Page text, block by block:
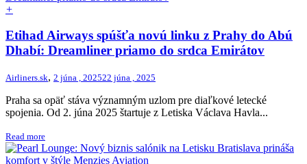
+
Etihad Airways spúšťa novú linku z Prahy do Abú
Dhabí: Dreamliner priamo do srdca Emirátov
Airliners.sk, 2 júna , 202522 júna , 2025
Praha sa opäť stáva významným uzlom pre diaľkové letecké
spojenia. Od 2. júna 2025 štartuje z Letiska Václava Havla...
Read more